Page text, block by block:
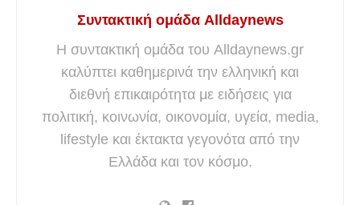
Συντακτική ομάδα Alldaynews
Η συντακτική ομάδα του Alldaynews.gr
καλύπτει καθημερινά την ελληνική και
διεθνή επικαιρότητα με ειδήσεις για
πολιτική, κοινωνία, οικονομία, υγεία, media,
lifestyle και έκτακτα γεγονότα από την
Ελλάδα και τον κόσμο.